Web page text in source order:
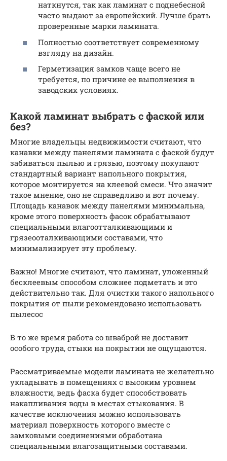
наткнутся, так как ламинат с поднебесной
часто выдают за европейский. Лучше брать
проверенные марки ламината.
Полностью соответствует современному
взгляду на дизайн.
Герметизация замков чаще всего не
требуется, по причине ее выполнения в
заводских условиях.
Какой ламинат выбрать с фаской или
без?
Многие владельцы недвижимости считают, что
канавки между панелями ламината с фаской будут
забиваться пылью и грязью, поэтому покупают
стандартный вариант напольного покрытия,
которое монтируется на клеевой смеси. Что значит
такое мнение, оно не справедливо и вот почему.
Площадь канавок между панелями минимальна,
кроме этого поверхность фасок обрабатывают
специальными влагоотталкивающими и
грязеооталкивающими составами, что
минимализирует эту проблему.
Важно! Многие считают, что ламинат, уложенный
бесклеевым способом сложнее подметать и это
действительно так. Для очистки такого напольного
покрытия от пыли рекомендовано использовать
пылесос
В то же время работа со шваброй не доставит
особого труда, стыки на покрытии не ощущаются.
Рассматриваемые модели ламината не желательно
укладывать в помещениях с высоким уровнем
влажности, ведь фаска будет способствовать
накапливания воды в местах стыкования. В
качестве исключения можно использовать
материал поверхность которого вместе с
замковыми соединениями обработана
специальными влагозащитными составами.